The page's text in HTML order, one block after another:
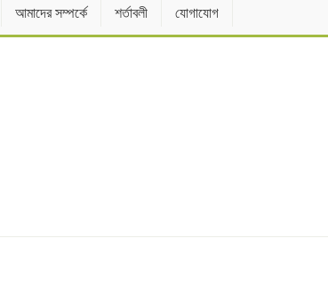
আমাদের সম্পর্কে শর্তাবলী যোগাযোগ